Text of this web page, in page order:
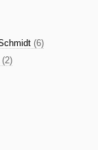
(6)
(2)